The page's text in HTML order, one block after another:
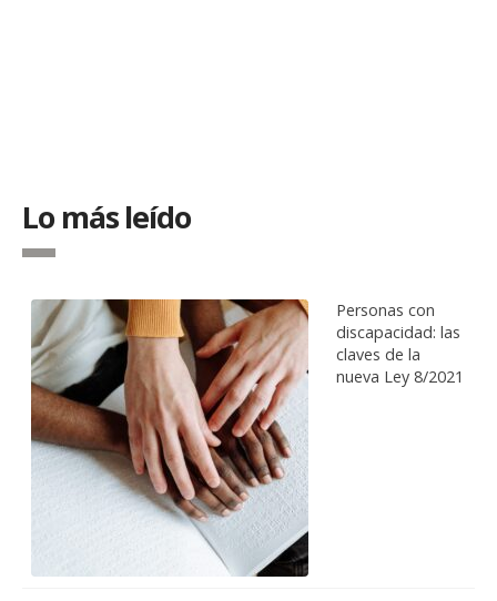
Lo más leído
Personas con
discapacidad: las
claves de la
nueva Ley 8/2021